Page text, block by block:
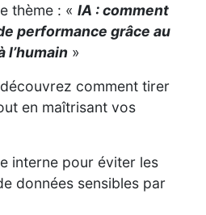
thème : « IA : comment
performance grâce au
l’humain »
comment tirer
en maîtrisant vos
interne pour éviter les
données sensibles par